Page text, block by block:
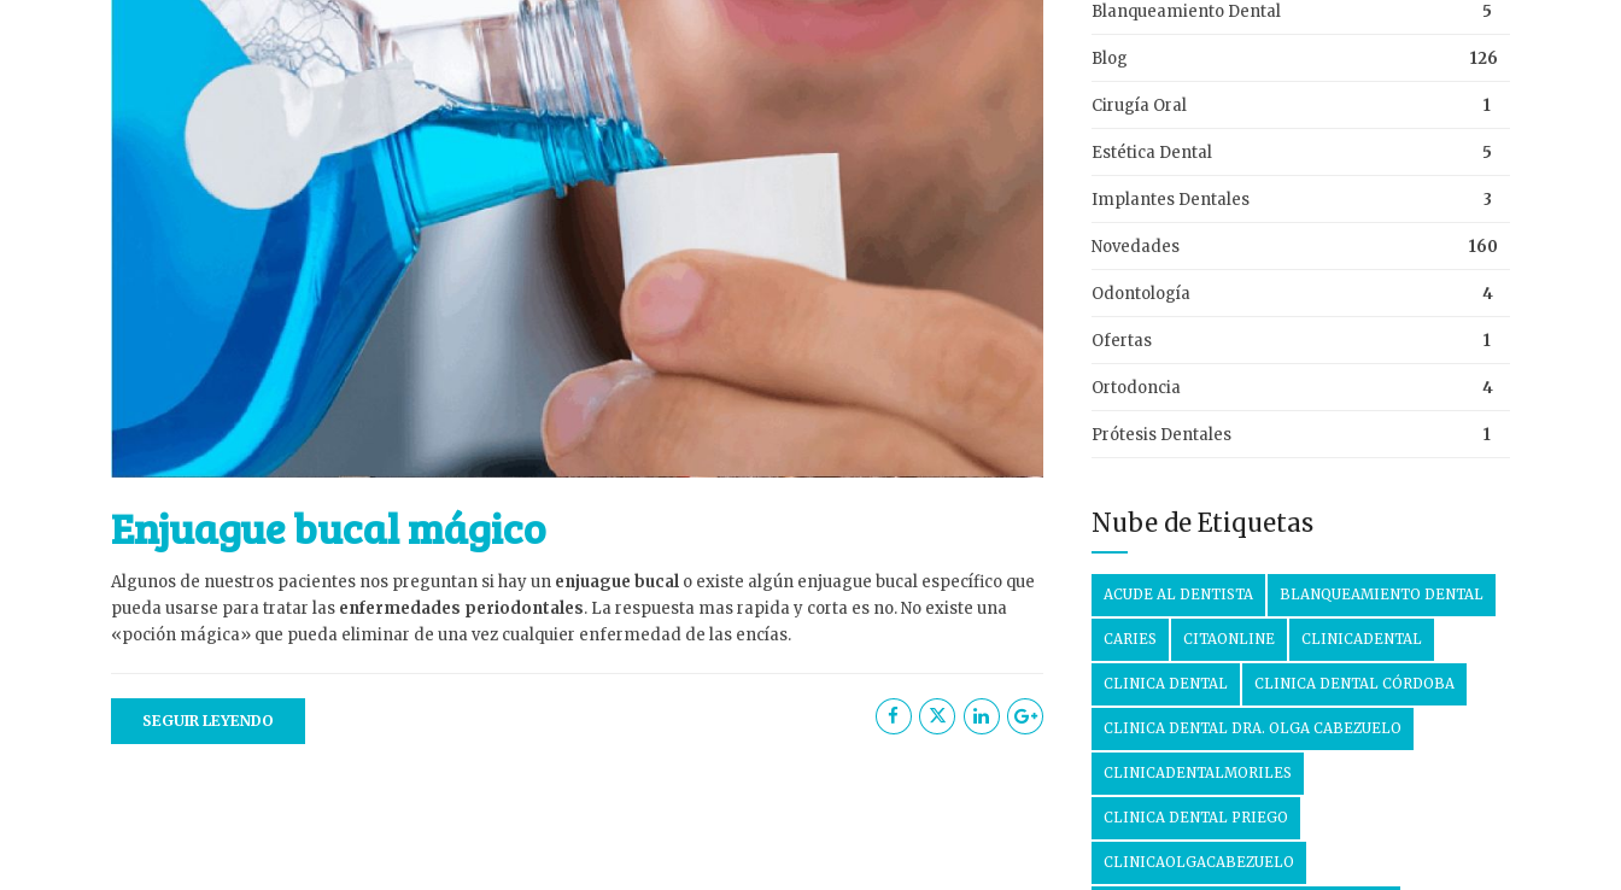
Enjuague bucal mágico
Algunos de nuestros pacientes nos preguntan si hay un enjuague bucal o existe algún enjuague bucal específico que
pueda usarse para tratar las enfermedades periodontales. La respuesta mas rapida y corta es no. No existe una
«poción mágica» que pueda eliminar de una vez cualquier enfermedad de las encías.
SEGUIR LEYENDO
Blanqueamiento Dental 5
Blog 126
Cirugía Oral 1
Estética Dental 5
Implantes Dentales 3
Novedades 160
Odontología 4
Ofertas 1
Ortodoncia 4
Prótesis Dentales 1
Nube de Etiquetas
ACUDE AL DENTISTA BLANQUEAMIENTO DENTAL
CARIES CITAONLINE CLINICADENTAL
CLINICA DENTAL CLINICA DENTAL CÓRDOBA
CLINICA DENTAL DRA. OLGA CABEZUELO
CLINICADENTALMORILES
CLINICA DENTAL PRIEGO
CLINICAOLGACABEZUELO